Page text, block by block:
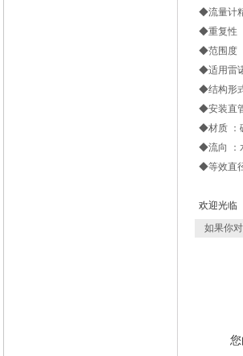
◆流量计
◆重复性
◆范围度
◆适用雷
◆结构形
◆安装直
◆材质 ：
◆流向 ：
◆等效直
欢迎光临
如果你对
您